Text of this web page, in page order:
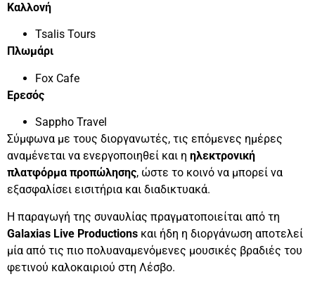
Καλλονή
Tsalis Tours
Πλωμάρι
Fox Cafe
Ερεσός
Sappho Travel
Σύμφωνα με τους διοργανωτές, τις επόμενες ημέρες
αναμένεται να ενεργοποιηθεί και η ηλεκτρονική
πλατφόρμα προπώλησης, ώστε το κοινό να μπορεί να
εξασφαλίσει εισιτήρια και διαδικτυακά.
Η παραγωγή της συναυλίας πραγματοποιείται από τη
Galaxias Live Productions και ήδη η διοργάνωση αποτελεί
μία από τις πιο πολυαναμενόμενες μουσικές βραδιές του
φετινού καλοκαιριού στη Λέσβο.